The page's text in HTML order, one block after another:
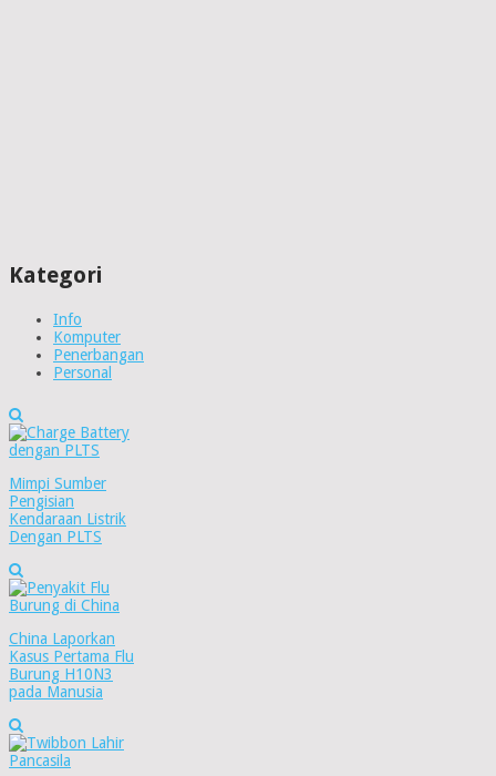
Kategori
Info
Komputer
Penerbangan
Personal
Mimpi Sumber
Pengisian
Kendaraan Listrik
Dengan PLTS
China Laporkan
Kasus Pertama Flu
Burung H10N3
pada Manusia